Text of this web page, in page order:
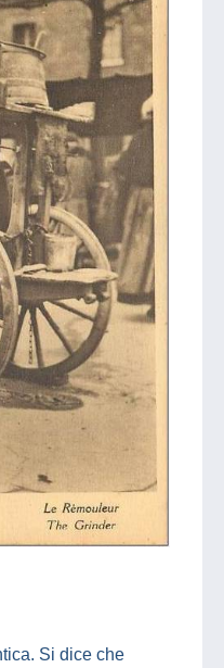
Si dice che